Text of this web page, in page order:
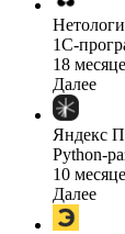
1C-
18
Далее
Яндекс
Python-
10
Далее